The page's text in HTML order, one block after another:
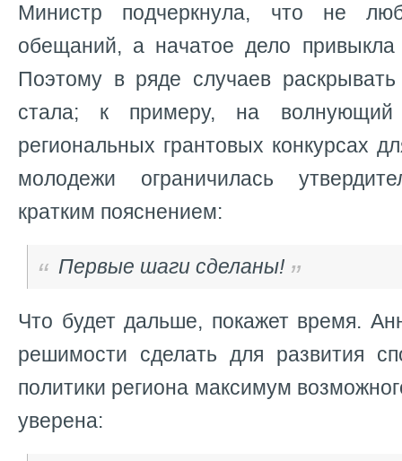
Министр подчеркнула, что не
обещаний, а начатое дело привыкла
Поэтому в ряде случаев
стала; к примеру, на
региональных грантовых конкурсах
молодежи ограничилась
кратким пояснением:
Первые шаги сделаны!
Что будет дальше, покажет время.
решимости сделать для развития
политики региона максимум
уверена: